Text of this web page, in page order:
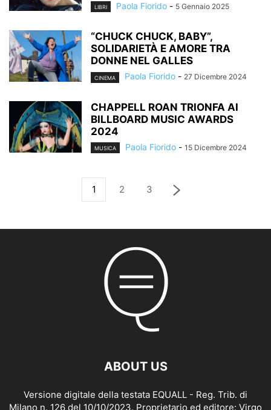
LIBRI Paola Fiorido - 5 Gennaio 2025
“CHUCK CHUCK, BABY”,
SOLIDARIETÀ E AMORE TRA
DONNE NEL GALLES
CINEMA Paola Fiorido - 27 Dicembre 2024
CHAPPELL ROAN TRIONFA AI
BILLBOARD MUSIC AWARDS
2024
MUSICA Paola Fiorido - 15 Dicembre 2024
1 2 3
ABOUT US
Versione digitale della testata EQUALL - Reg. Trib. di
Milano n. 126 del 10/10/2023. Proprietario ed editore: Virgo